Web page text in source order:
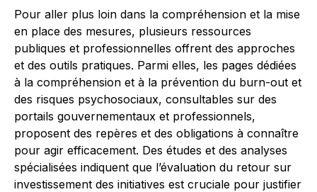
Pour aller plus loin dans la compréhension et la mise
en place des mesures, plusieurs ressources
publiques et professionnelles offrent des approches
et des outils pratiques. Parmi elles, les pages dédiées
à la compréhension et à la prévention du burn-out et
des risques psychosociaux, consultables sur des
portails gouvernementaux et professionnels,
proposent des repères et des obligations à connaître
pour agir efficacement. Des études et des analyses
spécialisées indiquent que l’évaluation du retour sur
investissement des initiatives est cruciale pour justifier